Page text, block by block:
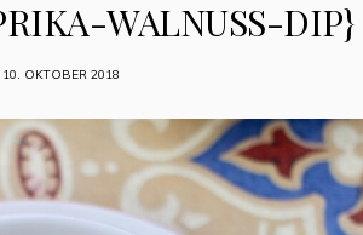
WALNUSS-DIP}
OKTOBER 2018